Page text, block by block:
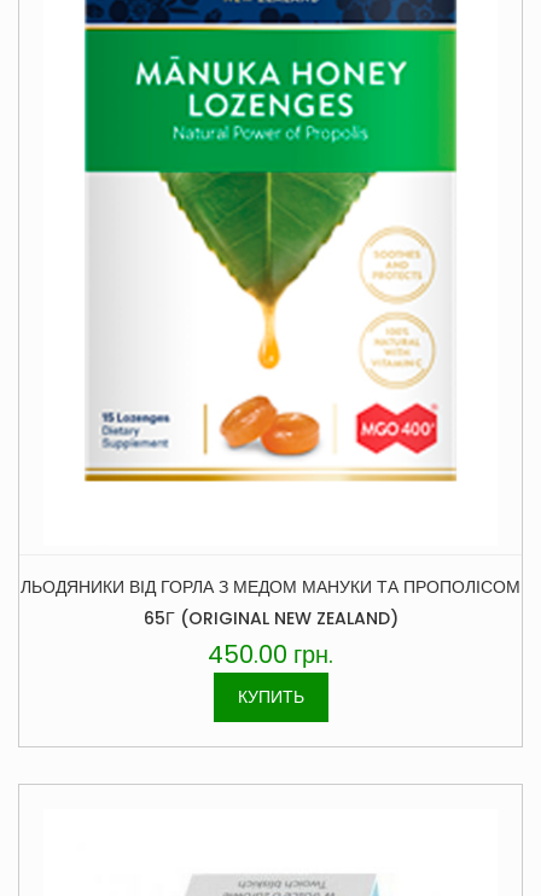
ЛЬОДЯНИКИ ВІД ГОРЛА З МЕДОМ МАНУКИ ТА ПРОПОЛІСОМ
65Г (ORIGINAL NEW ZEALAND)
450.00 грн.
КУПИТЬ